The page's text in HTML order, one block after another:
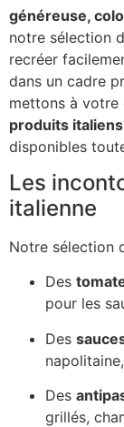
généreuse,
notre sélection
recréer
dans un cadre
mettons à votre
produits
disponibles
Les
italienne
Notre sélection
Des
pour les
Des
Des
grillés,